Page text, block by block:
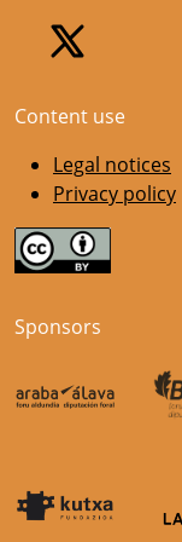
Content use
Legal notices
Privacy policy
Sponsors